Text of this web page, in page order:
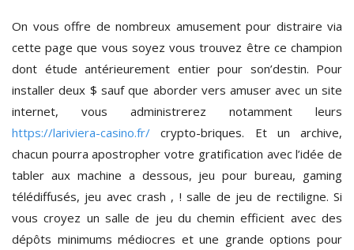
On vous offre de nombreux amusement pour distraire via
cette page que vous soyez vous trouvez être ce champion
dont étude antérieurement entier pour son’destin. Pour
installer deux $ sauf que aborder vers amuser avec un site
internet, vous administrerez notamment leurs
https://lariviera-casino.fr/ crypto-briques. Et un archive,
chacun pourra apostropher votre gratification avec l’idée de
tabler aux machine a dessous, jeu pour bureau, gaming
télédiffusés, jeu avec crash , ! salle de jeu de rectiligne. Si
vous croyez un salle de jeu du chemin efficient avec des
dépôts minimums médiocres et une grande options pour